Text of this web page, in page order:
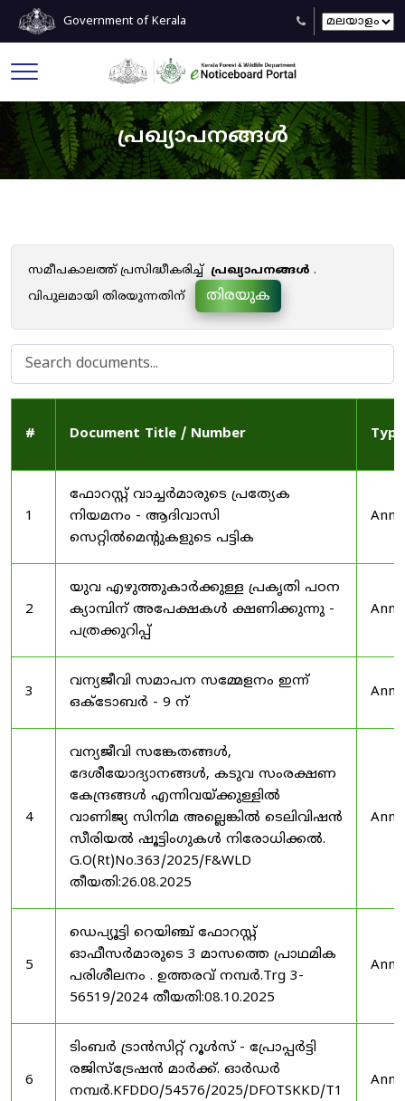
Government of Kerala
പ്രഖ്യാപനങ്ങൾ
സമീപകാലത്ത് പ്രസിദ്ധീകരിച്ച് പ്രഖ്യാപനങ്ങൾ .
വിപുലമായി തിരയുന്നതിന്
തിരയുക
# Document Title / Number Type
1
ഫോറസ്റ്റ് വാച്ചർമാരുടെ പ്രത്യേക
നിയമനം - ആദിവാസി
സെറ്റിൽമെന്റുകളുടെ പട്ടിക
2
യുവ എഴുത്തുകാർക്കുള്ള പ്രകൃതി പഠന
ക്യാമ്പിന് അപേക്ഷകൾ ക്ഷണിക്കുന്നു -
പത്രക്കുറിപ്പ്
3
വന്യജീവി സമാപന സമ്മേളനം ഇന്ന്
ഒക്ടോബർ - 9 ന്
4
വന്യജീവി സങ്കേതങ്ങൾ,
ദേശീയോദ്യാനങ്ങൾ, കടുവ സംരക്ഷണ
കേന്ദ്രങ്ങൾ എന്നിവയ്ക്കുള്ളിൽ
വാണിജ്യ സിനിമ അല്ലെങ്കിൽ ടെലിവിഷൻ
സീരിയൽ ഷൂട്ടിംഗുകൾ നിരോധിക്കൽ.
G.O(Rt)No.363/2025/F&WLD
തീയതി:26.08.2025
5
ഡെപ്യൂട്ടി റെയിഞ്ച് ഫോറസ്റ്റ്
ഓഫീസർമാരുടെ 3 മാസത്തെ പ്രാഥമിക
പരിശീലനം . ഉത്തരവ് നമ്പർ.Trg 3-
56519/2024 തീയതി:08.10.2025
6
ടിംബർ ട്രാൻസിറ്റ് റൂൾസ് - പ്രോപ്പർട്ടി
രജിസ്ട്രേഷൻ മാർക്ക്. ഓർഡർ
നമ്പർ.KFDDO/54576/2025/DFOTSKKD/T1